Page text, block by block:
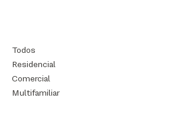
Todos
Residencial
Comercial
Multifamiliar